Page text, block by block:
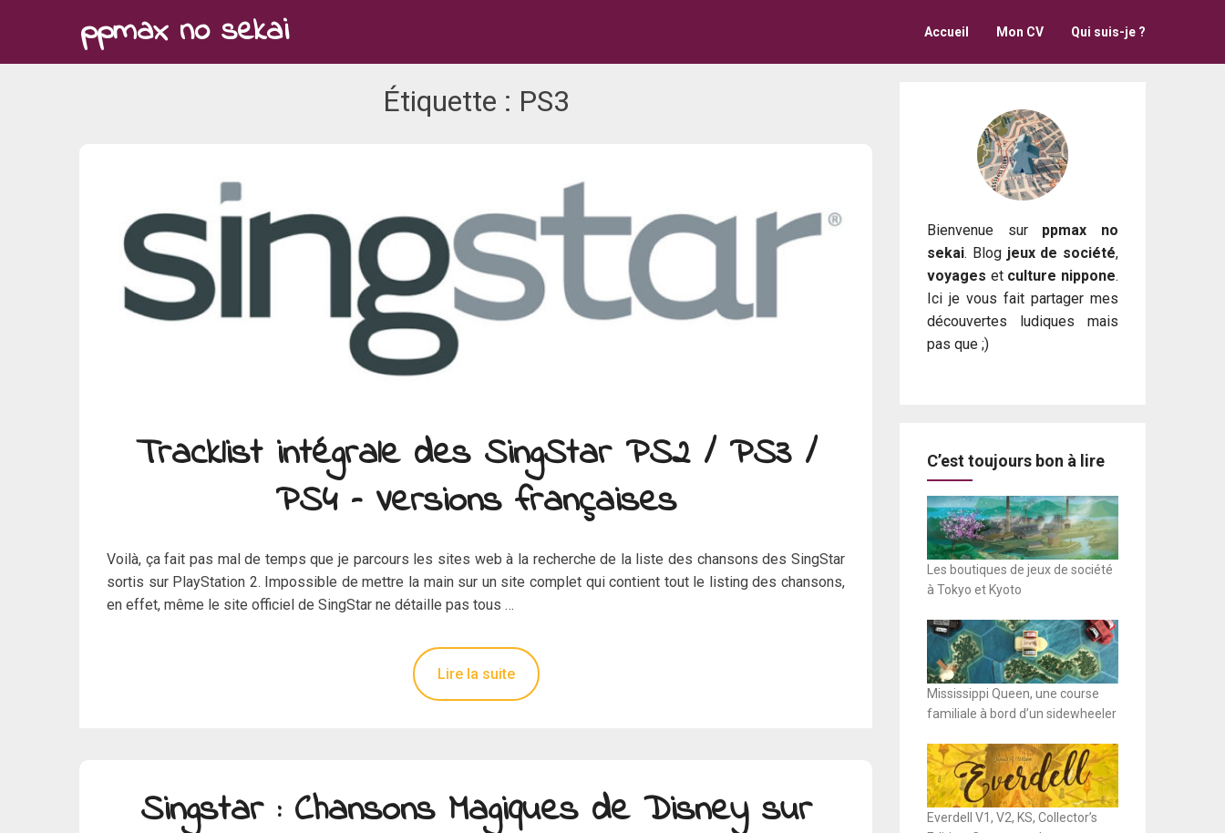
ppmax no sekai Accueil Mon CV Qui suis-je ?
Étiquette : PS3
Tracklist intégrale des SingStar PS2 / PS3 /
PS4 – Versions françaises
Voilà, ça fait pas mal de temps que je parcours les sites web à la recherche de la liste des chansons des SingStar
sortis sur PlayStation 2. Impossible de mettre la main sur un site complet qui contient tout le listing des chansons,
en effet, même le site officiel de SingStar ne détaille pas tous …
Lire la suite
Singstar : Chansons Magiques de Disney sur
Bienvenue sur ppmax no
sekai. Blog jeux de société,
voyages et culture nippone.
Ici je vous fait partager mes
découvertes ludiques mais
pas que ;)
C’est toujours bon à lire
Les boutiques de jeux de société
à Tokyo et Kyoto
Mississippi Queen, une course
familiale à bord d’un sidewheeler
Everdell V1, V2, KS, Collector’s